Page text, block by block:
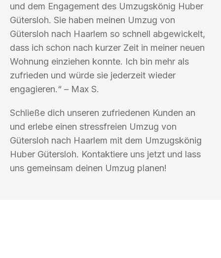
und dem Engagement des Umzugskönig Huber
Gütersloh. Sie haben meinen Umzug von
Gütersloh nach Haarlem so schnell abgewickelt,
dass ich schon nach kurzer Zeit in meiner neuen
Wohnung einziehen konnte. Ich bin mehr als
zufrieden und würde sie jederzeit wieder
engagieren.“ – Max S.
Schließe dich unseren zufriedenen Kunden an
und erlebe einen stressfreien Umzug von
Gütersloh nach Haarlem mit dem Umzugskönig
Huber Gütersloh. Kontaktiere uns jetzt und lass
uns gemeinsam deinen Umzug planen!